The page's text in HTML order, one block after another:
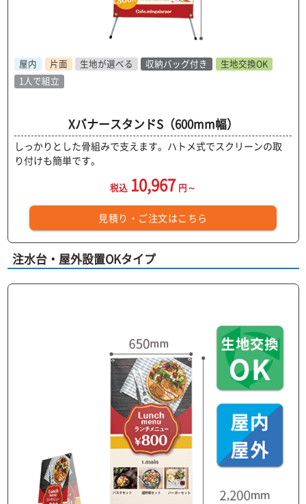
屋内 片面 生地が選べる 収納バッグ付き
生地交換OK
1人で組立
XバナースタンドS（600mm幅）
しっかりとした骨組みで支えます。ハトメ式でスクリーンの取
り付けも簡単です。
税込 10,967 円～
見積り・ご注文はこちら
注水台・屋外設置OKタイプ